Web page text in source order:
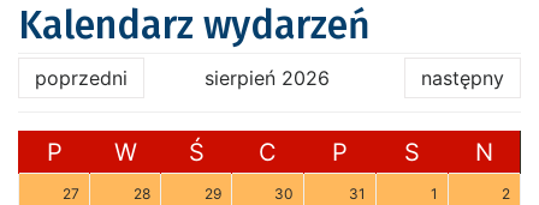
Kalendarz wydarzeń
poprzedni sierpień 2026 następny
P W Ś C P S N
27 28 29 30 31 1 2